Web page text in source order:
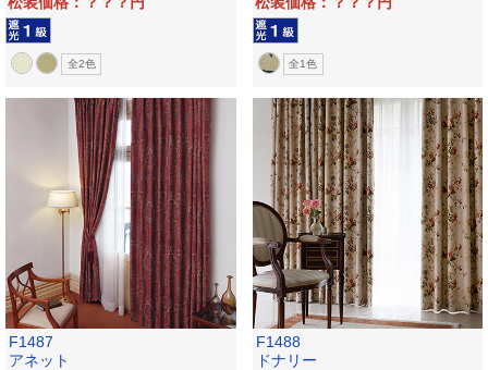
全2色 全1色
F1487
アネット
F1488
ドナリー